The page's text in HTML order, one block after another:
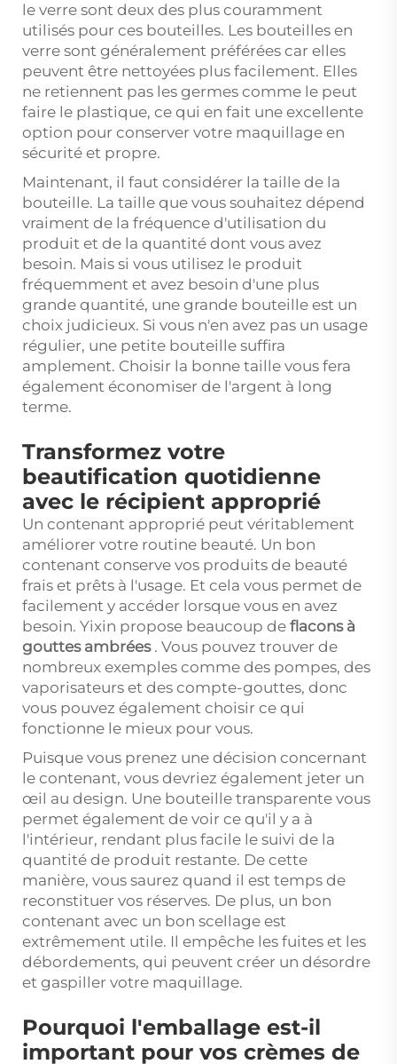
le verre sont deux des plus couramment
utilisés pour ces bouteilles. Les bouteilles en
verre sont généralement préférées car elles
peuvent être nettoyées plus facilement. Elles
ne retiennent pas les germes comme le peut
faire le plastique, ce qui en fait une excellente
option pour conserver votre maquillage en
sécurité et propre.
Maintenant, il faut considérer la taille de la
bouteille. La taille que vous souhaitez dépend
vraiment de la fréquence d'utilisation du
produit et de la quantité dont vous avez
besoin. Mais si vous utilisez le produit
fréquemment et avez besoin d'une plus
grande quantité, une grande bouteille est un
choix judicieux. Si vous n'en avez pas un usage
régulier, une petite bouteille suffira
amplement. Choisir la bonne taille vous fera
également économiser de l'argent à long
terme.
Transformez votre
beautification quotidienne
avec le récipient approprié
Un contenant approprié peut véritablement
améliorer votre routine beauté. Un bon
contenant conserve vos produits de beauté
frais et prêts à l'usage. Et cela vous permet de
facilement y accéder lorsque vous en avez
besoin. Yixin propose beaucoup de flacons à
gouttes ambrées . Vous pouvez trouver de
nombreux exemples comme des pompes, des
vaporisateurs et des compte-gouttes, donc
vous pouvez également choisir ce qui
fonctionne le mieux pour vous.
Puisque vous prenez une décision concernant
le contenant, vous devriez également jeter un
œil au design. Une bouteille transparente vous
permet également de voir ce qu'il y a à
l'intérieur, rendant plus facile le suivi de la
quantité de produit restante. De cette
manière, vous saurez quand il est temps de
reconstituer vos réserves. De plus, un bon
contenant avec un bon scellage est
extrêmement utile. Il empêche les fuites et les
débordements, qui peuvent créer un désordre
et gaspiller votre maquillage.
Pourquoi l'emballage est-il
important pour vos crèmes de